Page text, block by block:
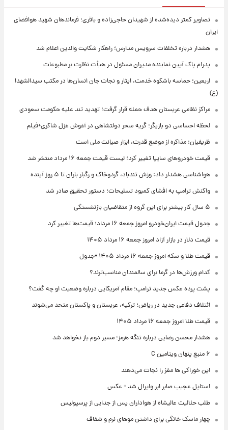
تصاویر کمتر دیده‌شده از شهیدان حاجی‌زاده و باقری؛ فرماندهان شهید هوافضای
ایران
هشدار درباره تخلفات سرویس مدارس؛ راهکار شکایت والدین اعلام شد
پدرام پاک آیین نماینده مدیران مسئول در هیأت نظارت بر مطبوعات
اربعین؛ حماسه باشکوه خدمت، ایثار و نجات جان انسان‌ها در مکتب سیدالشهدا
(ع)
مراکز نظامی عربستان هدف حمله قرار گرفت؛ تهدید تند علیه حکومت سعودی
لحظه احساسی دو بازیگر؛ گریه سحر دولتشاهی در آغوش غزل شاکری+فیلم
ظریفیان: مذاکره از موضع قدرت، ابزار صیانت ملی است
قیمت خودروهای سایپا تغییر کرد؛ لیست قیمت جمعه ۱۶ مرداد منتشر شد
هواشناسی هشدار داد: وزش تندباد، گردوخاک و رگبار باران تا ۵ روز آینده
واکنش ترامپ به افشای کمبود تسلیحات؛ دستور تحقیق صادر شد
۵ سال کار بیشتر برای این گروه از متقاضیان بازنشستگی
جدول قیمت ایران‌خودرو امروز جمعه ۱۶ مرداد؛ قیمت‌ها تغییر کرد
قیمت دلار در بازار آزاد امروز جمعه ۱۶ مرداد ۱۴۰۵
قیمت طلا و سکه امروز جمعه ۱۶ مرداد ۱۴۰۵ +جدول
کدام ورزش‌ها در گرما برای سالمندان مناسب‌ترند؟
پشت پرده عکس جدید ترامپ؛ مقام آمریکایی درباره وضعیت او چه گفت؟
ائتلاف دفاعی جدید در ریاض؛ ترکیه، عربستان و پاکستان متحد می‌شوند
قیمت طلا امروز جمعه ۱۶ مرداد ۱۴۰۵
هشدار محسن رضایی درباره تنگه هرمز؛ مسیر دوم باز نخواهد شد
۶ منبع پنهان ویتامین C
این خوراکی ها مغز را نجات می‌دهند
استایل عجیب صابر ابر وایرال شد + عکس
طلب حلالیت عالیشاه از هواداران پس از جدایی از پرسپولیس
چهار ماسک خانگی برای داشتن موهای نرم و شفاف